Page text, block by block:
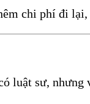
chi phí đi lại,
luật sư,